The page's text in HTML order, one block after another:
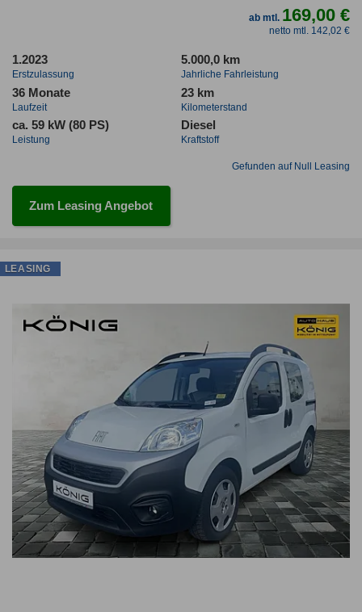
ab mtl. 169,00 €
netto mtl. 142,02 €
1.2023
Erstzulassung
5.000,0 km
Jahrliche Fahrleistung
36 Monate
Laufzeit
23 km
Kilometerstand
ca. 59 kW (80 PS)
Leistung
Diesel
Kraftstoff
Gefunden auf Null Leasing
Zum Leasing Angebot
LEASING